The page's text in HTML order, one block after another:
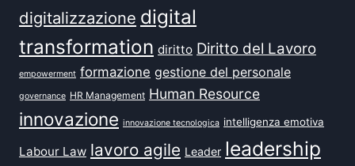
digitalizzazione digital
transformation diritto Diritto del Lavoro
empowerment formazione gestione del personale
governance HR Management Human Resource
innovazione innovazione tecnologica intelligenza emotiva
Labour Law lavoro agile Leader leadership